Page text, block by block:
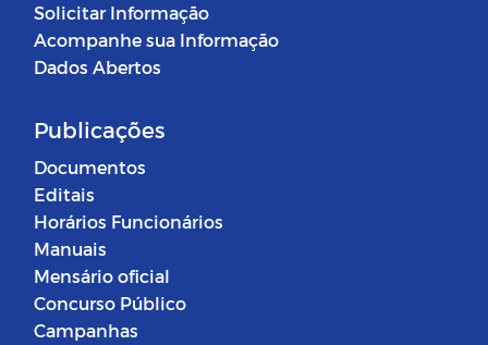
Solicitar Informação
Acompanhe sua Informação
Dados Abertos
Publicações
Documentos
Editais
Horários Funcionários
Manuais
Mensário oficial
Concurso Público
Campanhas